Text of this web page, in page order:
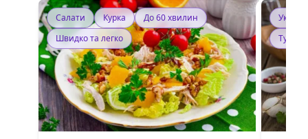
Салати Курка
До 60 хвилин
Швидко та легко